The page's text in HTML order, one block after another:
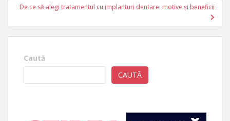
De ce să alegi tratamentul cu implanturi dentare: motive și beneficii
Caută
CAUTĂ